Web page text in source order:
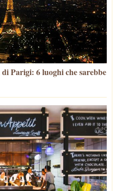
Parigi: 6 luoghi che sarebbe